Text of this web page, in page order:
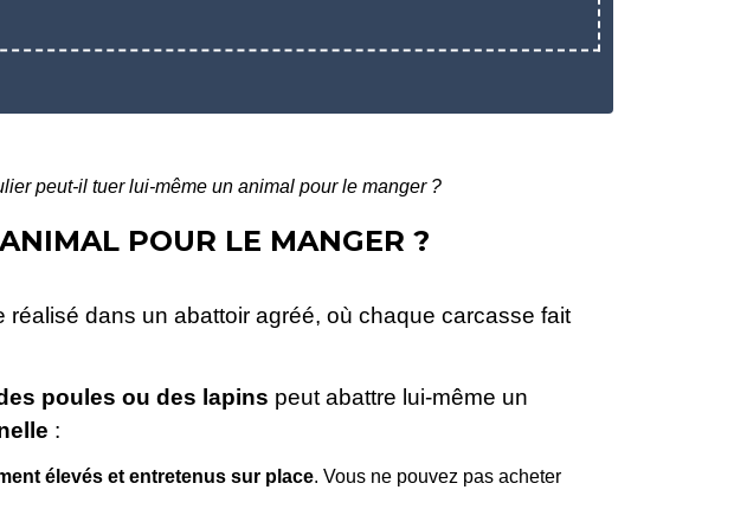
peut-il tuer lui-même un animal pour le manger ?
POUR LE MANGER ?
dans un abattoir agréé, où chaque carcasse fait
poules ou des lapins peut abattre lui-même un
:
élevés et entretenus sur place. Vous ne pouvez pas acheter